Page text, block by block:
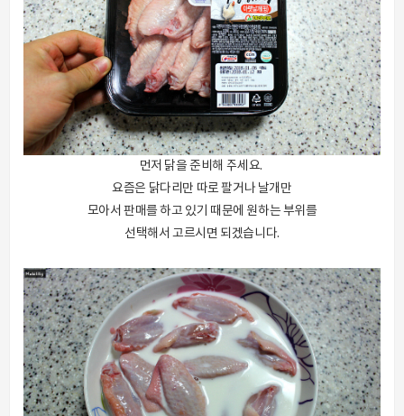
먼저 닭을 준비해 주세요.
요즘은 닭다리만 따로 팔거나 날개만
모아서 판매를 하고 있기 때문에 원하는 부위를
선택해서 고르시면 되겠습니다.